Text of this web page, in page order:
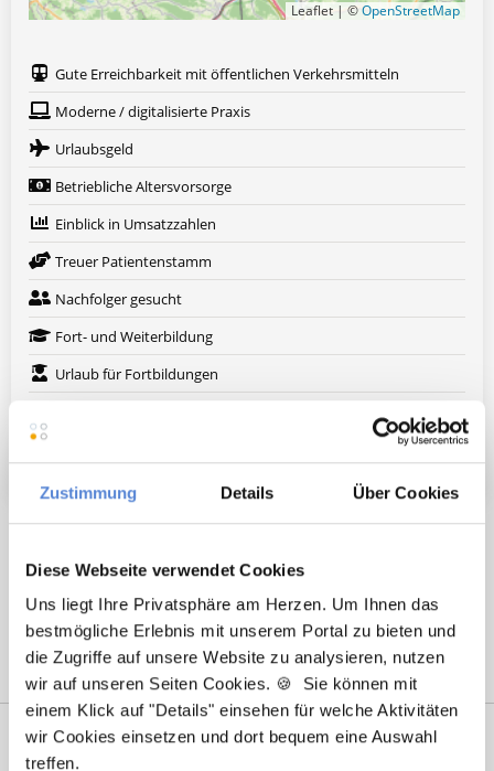
Zustimmung Details Über Cookies
Diese Webseite verwendet Cookies
Uns liegt Ihre Privatsphäre am Herzen. Um Ihnen das
bestmögliche Erlebnis mit unserem Portal zu bieten und
die Zugriffe auf unsere Website zu analysieren, nutzen
wir auf unseren Seiten Cookies. 🍪 Sie können mit
einem Klick auf "Details" einsehen für welche Aktivitäten
wir Cookies einsetzen und dort bequem eine Auswahl
treffen.
Leaflet | ©OpenStreetMap
Gute Erreichbarkeit mit öffentlichen Verkehrsmitteln
Moderne / digitalisierte Praxis
Urlaubsgeld
Betriebliche Altersvorsorge
Einblick in Umsatzzahlen
Treuer Patientenstamm
Nachfolger gesucht
Fort- und Weiterbildung
Urlaub für Fortbildungen
Berlin| Köln |